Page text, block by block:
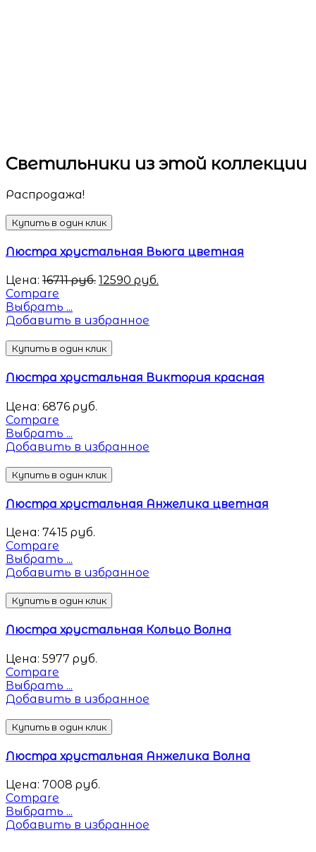
Светильники из этой коллекции
Распродажа!
Купить в один клик
Люстра хрустальная Вьюга цветная
Цена: 16711руб. 12590 руб.
Compare
Выбрать ...
Добавить в избранное
Купить в один клик
Люстра хрустальная Виктория красная
Цена: 6876 руб.
Compare
Выбрать ...
Добавить в избранное
Купить в один клик
Люстра хрустальная Анжелика цветная
Цена: 7415 руб.
Compare
Выбрать ...
Добавить в избранное
Купить в один клик
Люстра хрустальная Кольцо Волна
Цена: 5977 руб.
Compare
Выбрать ...
Добавить в избранное
Купить в один клик
Люстра хрустальная Анжелика Волна
Цена: 7008 руб.
Compare
Выбрать ...
Добавить в избранное